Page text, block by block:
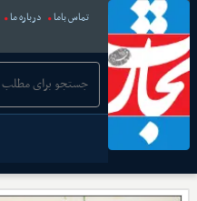
تماس باما درباره ما